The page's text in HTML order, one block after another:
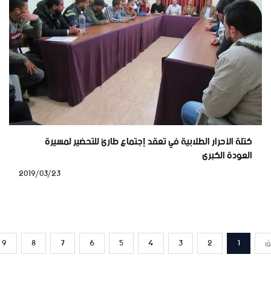
كتلة الأحرار الطلابية في تعقد إجتماع طارئ للتحضير لمسيرة
العودة الكبرى
1
2
3
4
5
6
7
8
9